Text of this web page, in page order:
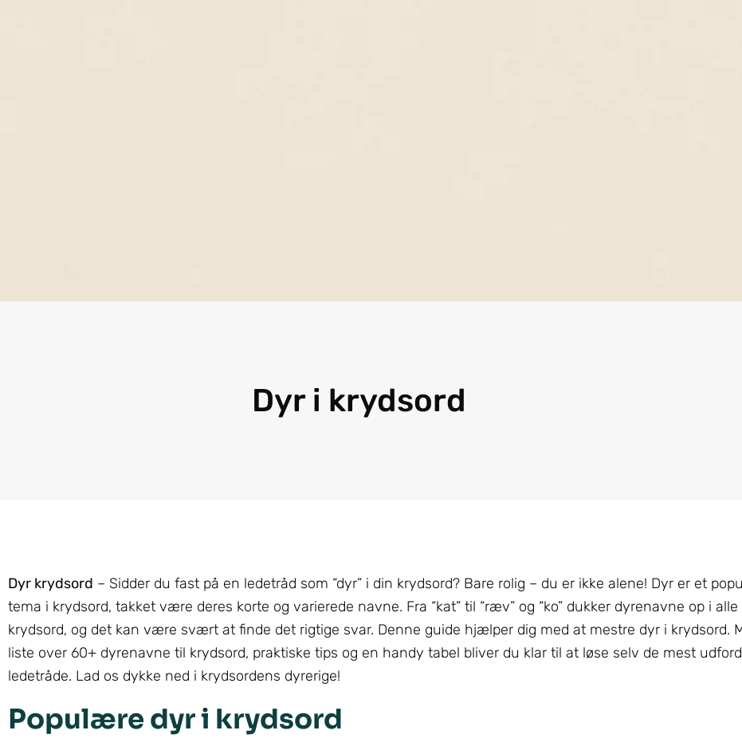
Dyr i krydsord
Dyr krydsord – Sidder du fast på en ledetråd som “dyr” i din krydsord? Bare rolig – du er ikke alene! Dyr er et
tema i krydsord, takket være deres korte og varierede navne. Fra “kat” til “ræv” og “ko” dukker dyrenavne op i alle
krydsord, og det kan være svært at finde det rigtige svar. Denne guide hjælper dig med at mestre dyr i krydsord.
liste over 60+ dyrenavne til krydsord, praktiske tips og en handy tabel bliver du klar til at løse selv de mest
ledetråde. Lad os dykke ned i krydsordens dyrerige!
Populære dyr i krydsord